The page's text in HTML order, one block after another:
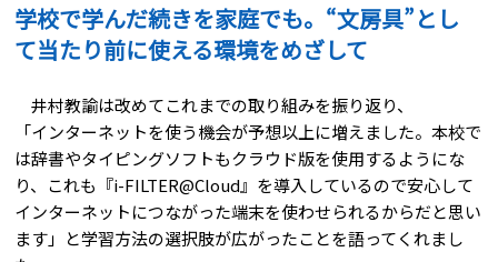
学校で学んだ続きを家庭でも。“文房具”とし
て当たり前に使える環境をめざして
井村教諭は改めてこれまでの取り組みを振り返り、
「インターネットを使う機会が予想以上に増えました。本校で
は辞書やタイピングソフトもクラウド版を使用するようにな
り、これも『i-FILTER@Cloud』を導入しているので安心して
インターネットにつながった端末を使わせられるからだと思い
ます」と学習方法の選択肢が広がったことを語ってくれまし